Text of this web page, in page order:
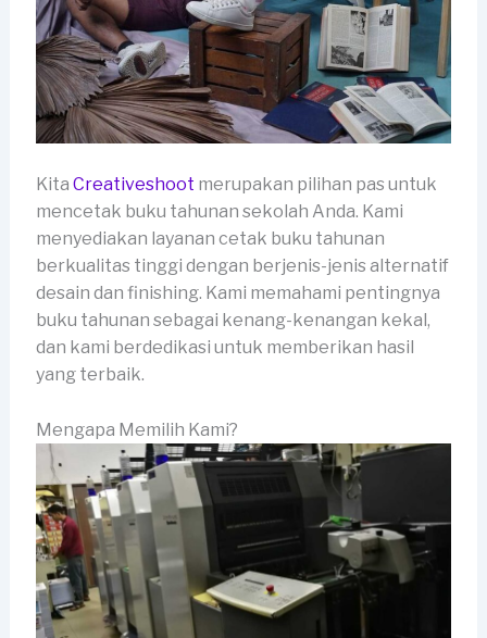
Kita Creativeshoot merupakan pilihan pas untuk
mencetak buku tahunan sekolah Anda. Kami
menyediakan layanan cetak buku tahunan
berkualitas tinggi dengan berjenis-jenis alternatif
desain dan finishing. Kami memahami pentingnya
buku tahunan sebagai kenang-kenangan kekal,
dan kami berdedikasi untuk memberikan hasil
yang terbaik.
Mengapa Memilih Kami?